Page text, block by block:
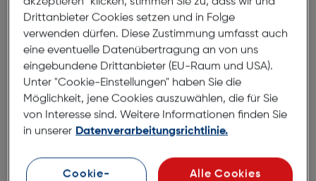
17mm
140mm
Drittanbieter Cookies setzen und in Folge
verwenden dürfen. Diese Zustimmung umfasst auch
eine eventuelle Datenübertragung an von uns
eingebundene Drittanbieter (EU-Raum und USA).
Unter "Cookie-Einstellungen" haben Sie die
Möglichkeit, jene Cookies auszuwählen, die für Sie
von Interesse sind. Weitere Informationen finden Sie
in unserer Datenverarbeitungsrichtlinie.
Cookie-
Alle Cookies